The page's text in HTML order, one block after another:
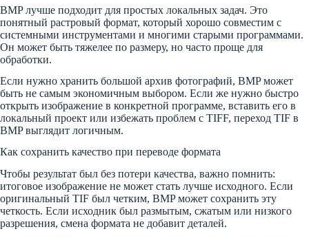
BMP лучше подходит для простых локальных задач. Это
понятный растровый формат, который хорошо совместим с
системными инструментами и многими старыми программами.
Он может быть тяжелее по размеру, но часто проще для
обработки.
Если нужно хранить большой архив фотографий, BMP может
быть не самым экономичным выбором. Если же нужно быстро
открыть изображение в конкретной программе, вставить его в
локальный проект или избежать проблем с TIFF, переход TIF в
BMP выглядит логичным.
Как сохранить качество при переводе формата
Чтобы результат был без потери качества, важно помнить:
итоговое изображение не может стать лучше исходного. Если
оригинальный TIF был четким, BMP может сохранить эту
четкость. Если исходник был размытым, сжатым или низкого
разрешения, смена формата не добавит деталей.